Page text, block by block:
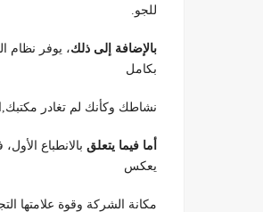
للجو.
بالإضافة إلى ذلك
بكامل
نشاطك وكأنك لم تغادر
أما فيما يتعلق
يعكس
مكانة الشركة وقوة علامتها